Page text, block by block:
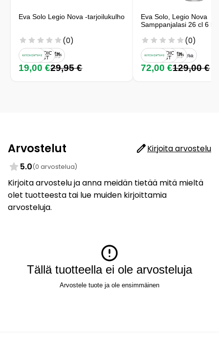
Eva Solo Legio Nova -tarjoilukulho
(0)
19,00 €29,95 €
Eva Solo, Legio Nova
Samppanjalasi 26 cl 6
(0)
72,00 €129,00 €
Arvostelut
Kirjoita arvostelu
5.0(0 arvostelua)
Kirjoita arvostelu ja anna meidän tietää mitä mieltä
olet tuotteesta tai lue muiden kirjoittamia
arvosteluja.
Tällä tuotteella ei ole arvosteluja
Arvostele tuote ja ole ensimmäinen